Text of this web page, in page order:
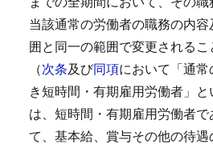
当該通常の労働者の職務の内
囲と同一の範囲で変更される
（次条及び同項において「通
き短時間・有期雇用労働者」
は、短時間・有期雇用労働者
て、基本給、賞与その他の待